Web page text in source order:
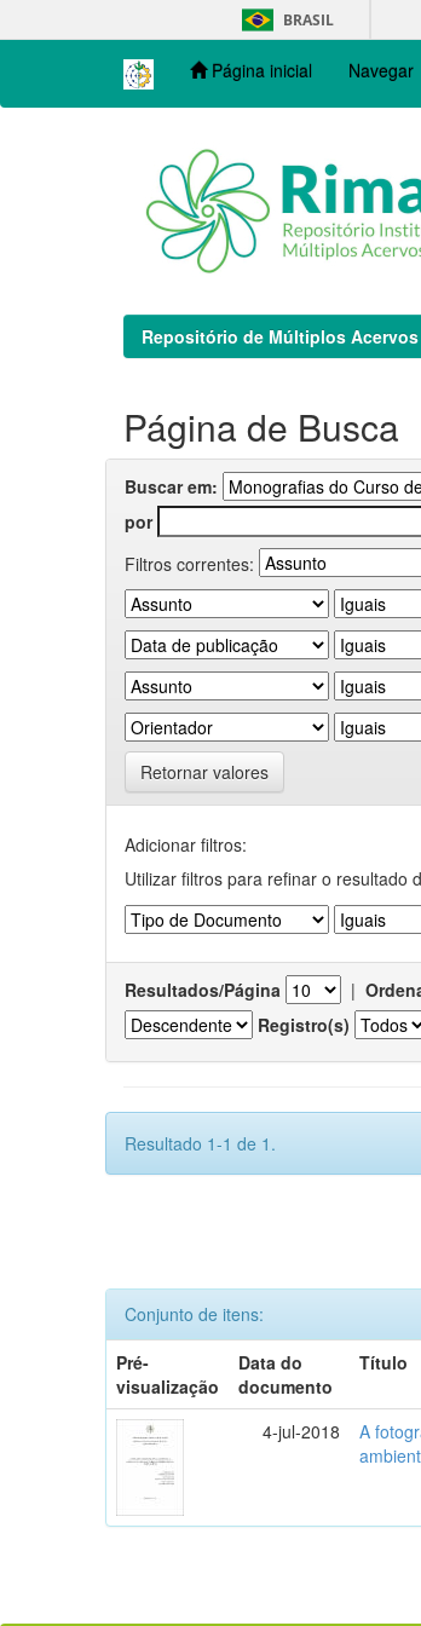
navigation
BRASIL
Página inicial Navegar
Repositório de Múltiplos Acervos
Página de Busca
Buscar em:
por
Filtros correntes:
Retornar valores
Adicionar filtros:
Utilizar filtros para refinar o resultado
Resultados/Página |
Registro(s)
Resultado 1-1 de 1.
Conjunto de itens:
Pré-
visualização
Data do
documento
Título
4-jul-2018
A